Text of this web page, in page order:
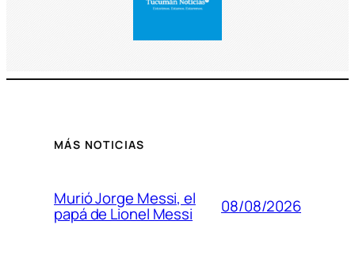
MÁS NOTICIAS
Murió Jorge Messi, el
papá de Lionel Messi 08/08/2026